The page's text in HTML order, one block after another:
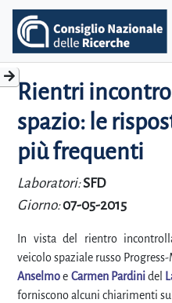
Rientri
spazio: le
più frequenti
Laboratori:SFD
Giorno:07-05-2015
In vista del rientro
veicolo spaziale russo
Anselmoe Carmen Pardinidel
forniscono alcuni chiarimenti